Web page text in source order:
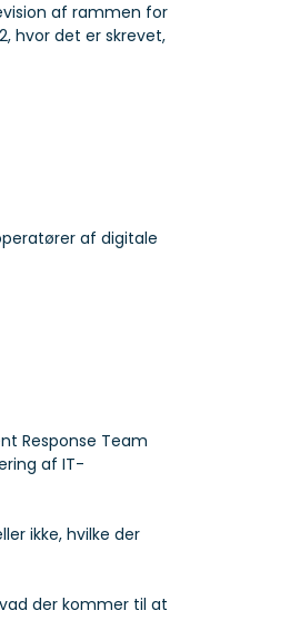
af rammen for
hvor det er skrevet,
af digitale
Response Team
af IT-
ikke, hvilke der
der kommer til at